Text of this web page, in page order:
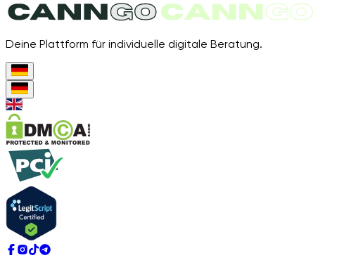
Deine Plattform für individuelle digitale Beratung.